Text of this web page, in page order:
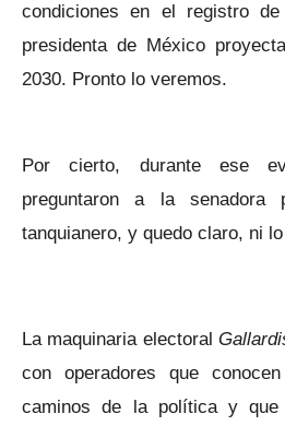
condiciones en el registro
presidenta de México
2030. Pronto lo veremos.
Por cierto, durante ese
preguntaron a la senadora
tanquianero, y quedo claro, ni
La maquinaria electoral
con operadores que
caminos de la política y que